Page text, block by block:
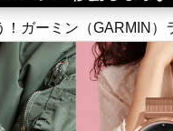
！ガーミン（GARMIN）